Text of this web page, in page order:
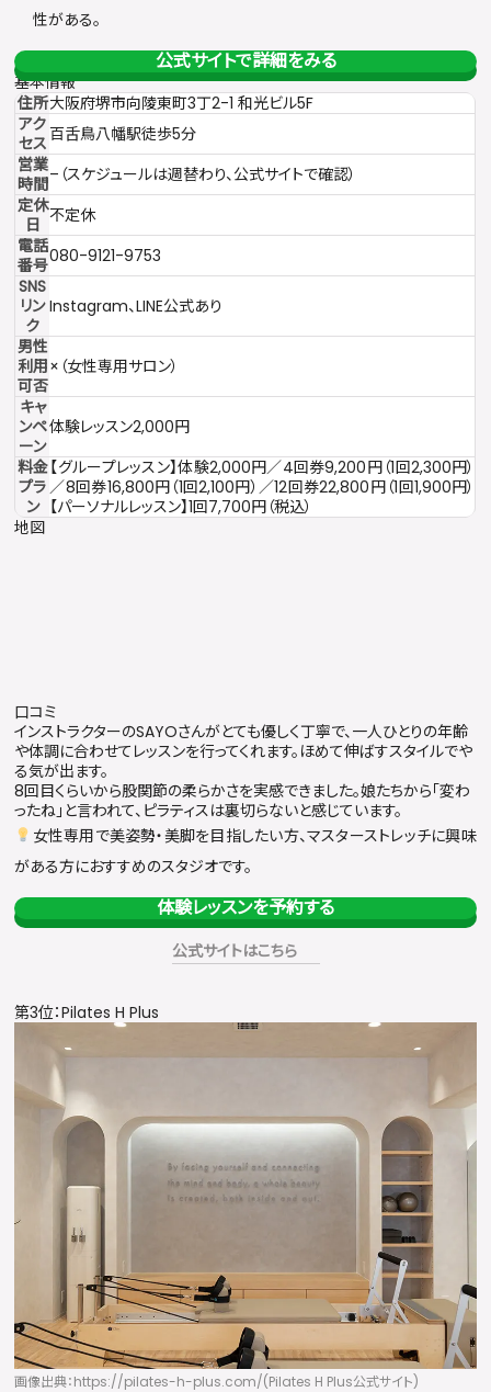
性がある。
公式サイトで詳細をみる
基本情報
住所大阪府堺市向陵東町3丁2-1 和光ビル5F
アク
セス百舌鳥八幡駅徒歩5分
営業
時間–（スケジュールは週替わり、公式サイトで確認）
定休
日 不定休
電話
番号080-9121-9753
SNS
リン
ク
Instagram、LINE公式あり
男性
利用
可否
×（女性専用サロン）
キャ
ンペ
ーン
体験レッスン2,000円
料金
プラ
ン
【グループレッスン】体験2,000円／4回券9,200円（1回2,300円）
／8回券16,800円（1回2,100円）／12回券22,800円（1回1,900円）
【パーソナルレッスン】1回7,700円（税込）
地図
口コミ
インストラクターのSAYOさんがとても優しく丁寧で、一人ひとりの年齢
や体調に合わせてレッスンを行ってくれます。ほめて伸ばすスタイルでや
る気が出ます。
8回目くらいから股関節の柔らかさを実感できました。娘たちから「変わ
ったね」と言われて、ピラティスは裏切らないと感じています。
女性専用で美姿勢・美脚を目指したい方、マスターストレッチに興味
がある方におすすめのスタジオです。
体験レッスンを予約する
公式サイトはこちら
第3位：Pilates H Plus
画像出典：https://pilates-h-plus.com/(Pilates H Plus公式サイト)